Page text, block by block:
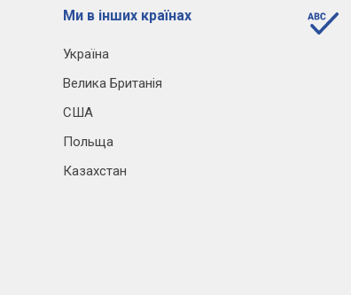
Ми в інших країнах
Україна
Велика Британія
США
Польща
Казахстан